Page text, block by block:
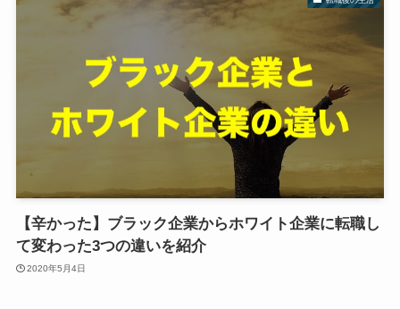
【辛かった】ブラック企業からホワイト企業に転職し
て変わった3つの違いを紹介
2020年5月4日